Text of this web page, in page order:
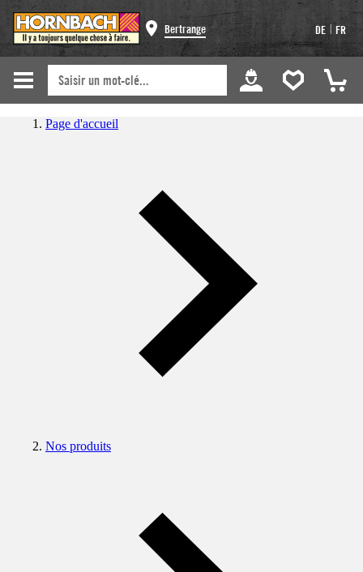
Bertrange DE | FR
Page d'accueil
Nos produits